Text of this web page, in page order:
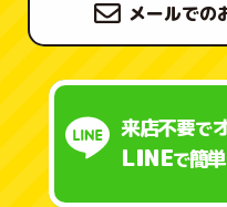
メールでの
来店不要で
LINEで簡単